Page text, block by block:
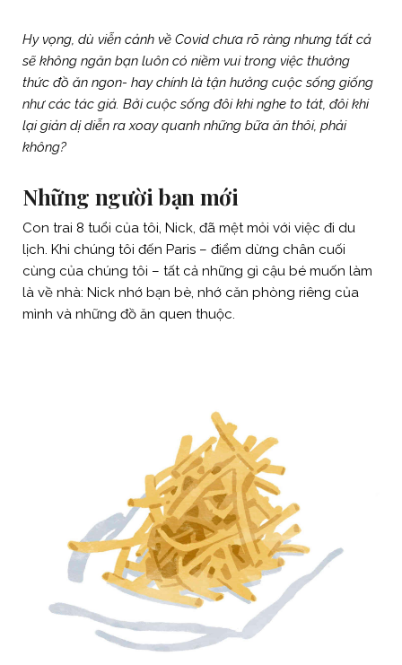
Hy vọng, dù viễn cảnh về Covid chưa rõ ràng nhưng tất cả
sẽ không ngăn bạn luôn có niềm vui trong việc thưởng
thức đồ ăn ngon- hay chính là tận hưởng cuộc sống giống
như các tác giả. Bởi cuộc sống đôi khi nghe to tát, đôi khi
lại giản dị diễn ra xoay quanh những bữa ăn thôi, phải
không?
Những người bạn mới
Con trai 8 tuổi của tôi, Nick, đã mệt mỏi với việc đi du
lịch. Khi chúng tôi đến Paris – điểm dừng chân cuối
cùng của chúng tôi – tất cả những gì cậu bé muốn làm
là về nhà: Nick nhớ bạn bè, nhớ căn phòng riêng của
mình và những đồ ăn quen thuộc.